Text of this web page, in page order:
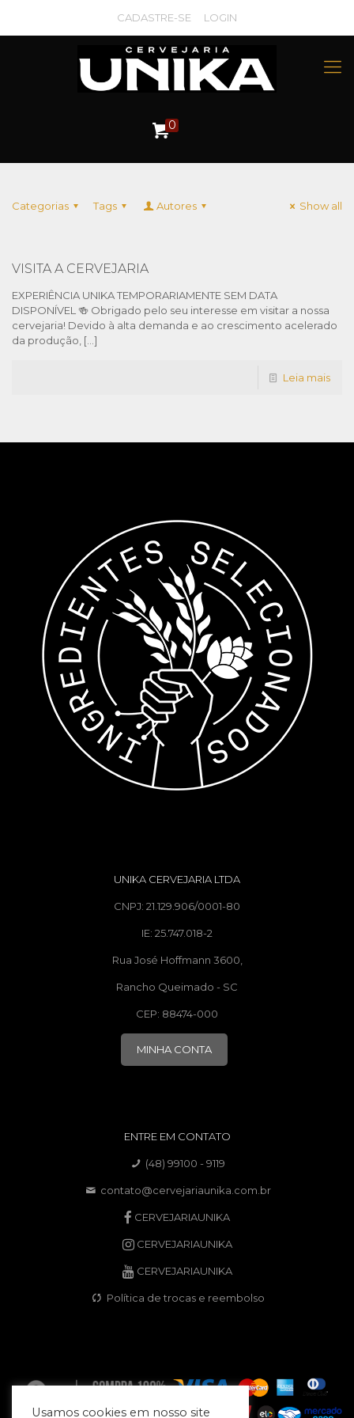
CADASTRE-SE LOGIN
0
Categorias Tags Autores Show all
VISITA A CERVEJARIA
EXPERIÊNCIA UNIKA TEMPORARIAMENTE SEM DATA
DISPONÍVEL 🍻 Obrigado pelo seu interesse em visitar a nossa
cervejaria! Devido à alta demanda e ao crescimento acelerado
da produção, […]
Leia mais
UNIKA CERVEJARIA LTDA
CNPJ: 21.129.906/0001-80
IE: 25.747.018-2
Rua José Hoffmann 3600,
Rancho Queimado - SC
CEP: 88474-000
MINHA CONTA
ENTRE EM CONTATO
(48) 99100 - 9119
contato@cervejariaunika.com.br
CERVEJARIAUNIKA
CERVEJARIAUNIKA
CERVEJARIAUNIKA
Política de trocas e reembolso
Usamos cookies em nosso site